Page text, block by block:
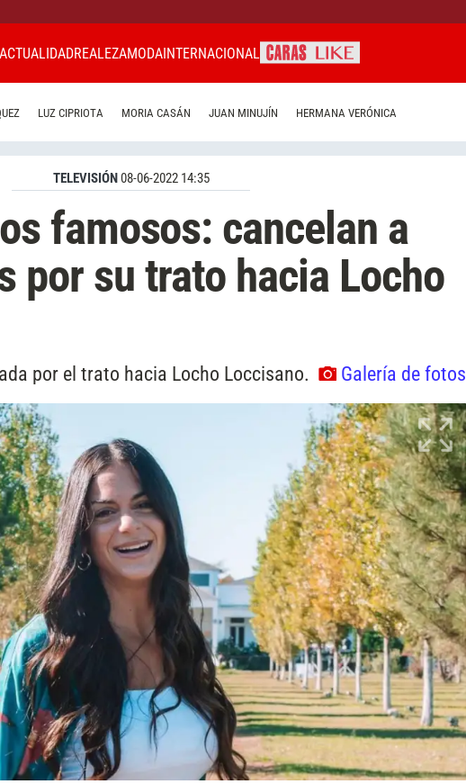
ACTUALIDADREALEZAMODAINTERNACIONAL
LUZ CIPRIOTA MORIA CASÁN JUAN MINUJÍN HERMANA VERÓNICA
TELEVISIÓN08-06-2022 14:35
famosos: cancelan a
por su trato hacia Locho
por el trato hacia Locho Loccisano. Galería de fotos